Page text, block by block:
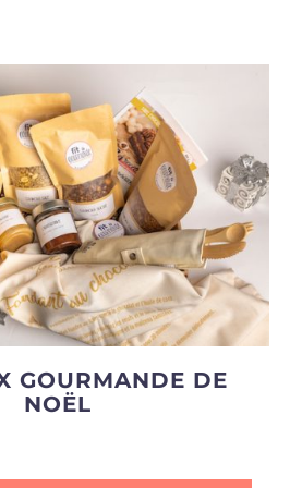
GOURMANDE DE
NOËL